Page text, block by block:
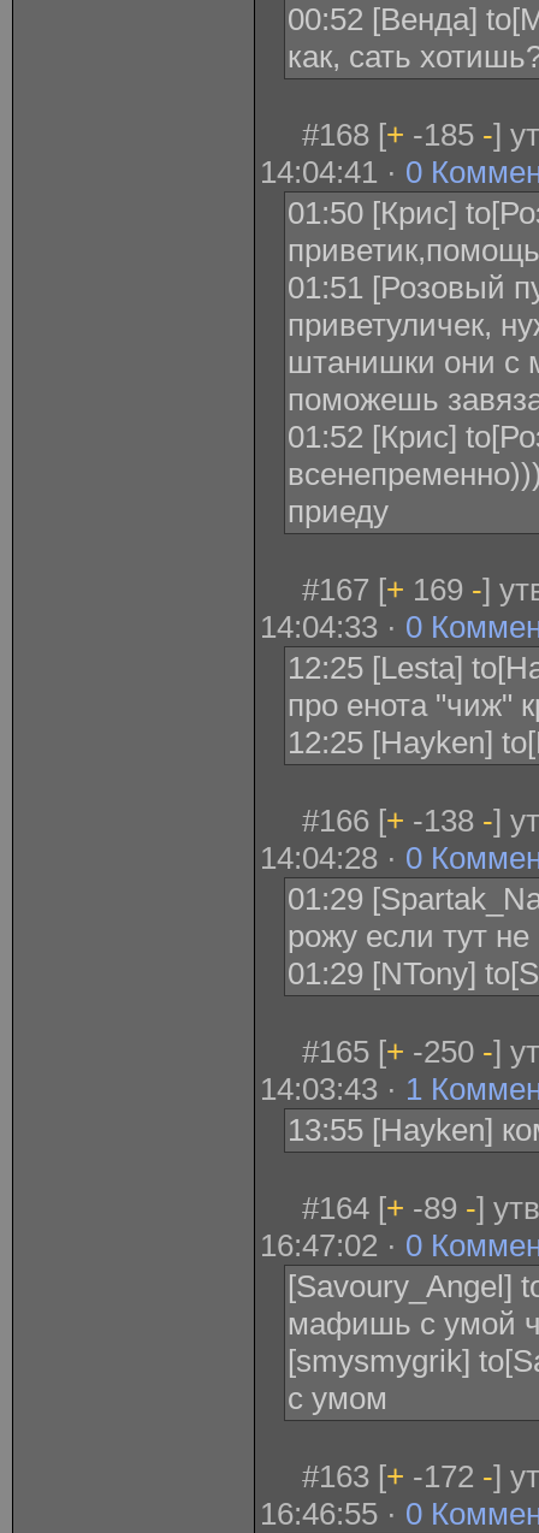
00:52 [Венда]
как, сать
#168 [+ -185 -]
14:04:41 · 0
01:50 [Крис]
01:51 [Розовый
приветуличек,
штанишки они с
поможешь
01:52 [Крис]
приеду
#167 [+ 169 -]
14:04:33 · 0
12:25 [Lesta]
про енота "чиж"
12:25 [Hayken]
#166 [+ -138 -]
14:04:28 · 0
01:29
рожу если тут
01:29 [NTony]
#165 [+ -250 -]
14:03:43 · 1
13:55 [Hayken]
#164 [+ -89 -]
16:47:02 · 0
[Savoury_Angel]
мафишь с умой
[smysmygrik]
с умом
#163 [+ -172 -]
16:46:55 · 0